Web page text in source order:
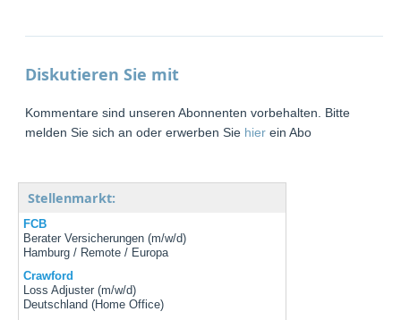
Diskutieren Sie mit
Kommentare sind unseren Abonnenten vorbehalten. Bitte
melden Sie sich an oder erwerben Sie hier ein Abo
Stellenmarkt:
FCB
Berater Versicherungen (m/w/d)
Hamburg / Remote / Europa
Crawford
Loss Adjuster (m/w/d)
Deutschland (Home Office)